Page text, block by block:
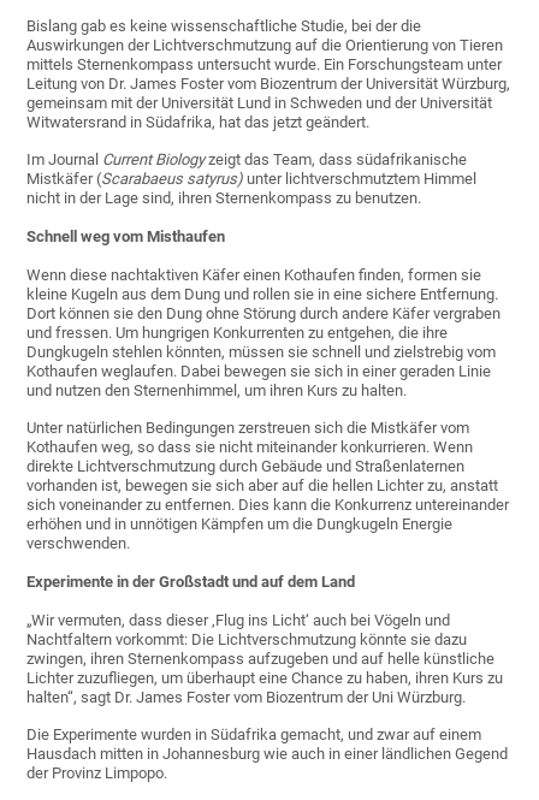
Bislang gab es keine wissenschaftliche Studie, bei der die
Auswirkungen der Lichtverschmutzung auf die Orientierung von Tieren
mittels Sternenkompass untersucht wurde. Ein Forschungsteam unter
Leitung von Dr. James Foster vom Biozentrum der Universität Würzburg,
gemeinsam mit der Universität Lund in Schweden und der Universität
Witwatersrand in Südafrika, hat das jetzt geändert.
Im Journal Current Biologyzeigt das Team, dass südafrikanische
Mistkäfer (Scarabaeus satyrus) unter lichtverschmutztem Himmel
nicht in der Lage sind, ihren Sternenkompass zu benutzen.
Schnell weg vom Misthaufen
Wenn diese nachtaktiven Käfer einen Kothaufen finden, formen sie
kleine Kugeln aus dem Dung und rollen sie in eine sichere Entfernung.
Dort können sie den Dung ohne Störung durch andere Käfer vergraben
und fressen. Um hungrigen Konkurrenten zu entgehen, die ihre
Dungkugeln stehlen könnten, müssen sie schnell und zielstrebig vom
Kothaufen weglaufen. Dabei bewegen sie sich in einer geraden Linie
und nutzen den Sternenhimmel, um ihren Kurs zu halten.
Unter natürlichen Bedingungen zerstreuen sich die Mistkäfer vom
Kothaufen weg, so dass sie nicht miteinander konkurrieren. Wenn
direkte Lichtverschmutzung durch Gebäude und Straßenlaternen
vorhanden ist, bewegen sie sich aber auf die hellen Lichter zu, anstatt
sich voneinander zu entfernen. Dies kann die Konkurrenz untereinander
erhöhen und in unnötigen Kämpfen um die Dungkugeln Energie
verschwenden.
Experimente in der Großstadt und auf dem Land
„Wir vermuten, dass dieser ‚Flug ins Licht‘ auch bei Vögeln und
Nachtfaltern vorkommt: Die Lichtverschmutzung könnte sie dazu
zwingen, ihren Sternenkompass aufzugeben und auf helle künstliche
Lichter zuzufliegen, um überhaupt eine Chance zu haben, ihren Kurs zu
halten“, sagt Dr. James Foster vom Biozentrum der Uni Würzburg.
Die Experimente wurden in Südafrika gemacht, und zwar auf einem
Hausdach mitten in Johannesburg wie auch in einer ländlichen Gegend
der Provinz Limpopo.